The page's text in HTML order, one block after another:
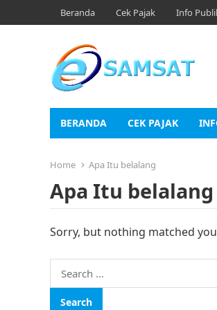
Beranda Cek Pajak Info
BERANDA CEK PAJAK
Home Apa Itu belalang
Apa Itu belalang
Sorry, but nothing matched
Search
for: